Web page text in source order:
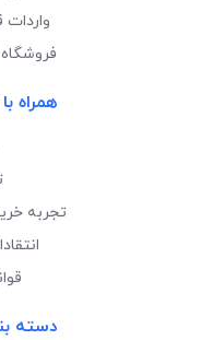
همراه
تجربه
دسته